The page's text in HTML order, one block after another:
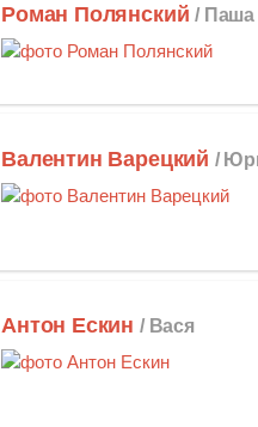
Роман Полянский / Паша
Валентин Варецкий /
Антон Ескин / Вася